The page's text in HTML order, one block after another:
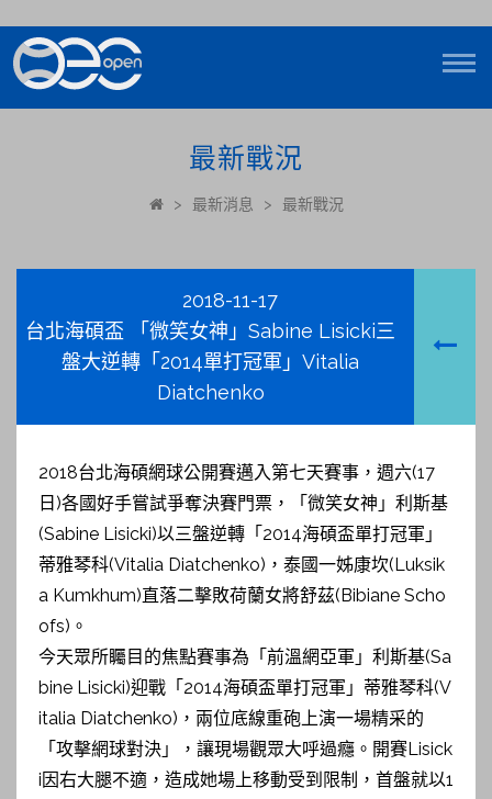
最新戰況
> 最新消息 > 最新戰況
2018-11-17
台北海碩盃 「微笑女神」Sabine Lisicki三
盤大逆轉「2014單打冠軍」Vitalia
Diatchenko
2018台北海碩網球公開賽邁入第七天賽事，週六(17
日)各國好手嘗試爭奪決賽門票，「微笑女神」利斯基
(Sabine Lisicki)以三盤逆轉「2014海碩盃單打冠軍」
蒂雅琴科(Vitalia Diatchenko)，泰國一姊康坎(Luksik
a Kumkhum)直落二擊敗荷蘭女將舒茲(Bibiane Scho
ofs)。
今天眾所矚目的焦點賽事為「前溫網亞軍」利斯基(Sa
bine Lisicki)迎戰「2014海碩盃單打冠軍」蒂雅琴科(V
italia Diatchenko)，兩位底線重砲上演一場精采的
「攻擊網球對決」，讓現場觀眾大呼過癮。開賽Lisick
i因右大腿不適，造成她場上移動受到限制，首盤就以1